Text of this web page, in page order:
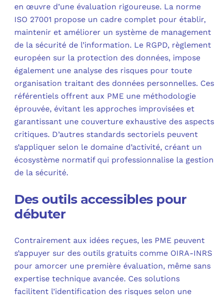
en œuvre d’une évaluation rigoureuse. La norme
ISO 27001 propose un cadre complet pour établir,
maintenir et améliorer un système de management
de la sécurité de l’information. Le RGPD, règlement
européen sur la protection des données, impose
également une analyse des risques pour toute
organisation traitant des données personnelles. Ces
référentiels offrent aux PME une méthodologie
éprouvée, évitant les approches improvisées et
garantissant une couverture exhaustive des aspects
critiques. D’autres standards sectoriels peuvent
s’appliquer selon le domaine d’activité, créant un
écosystème normatif qui professionnalise la gestion
de la sécurité.
Des outils accessibles pour
débuter
Contrairement aux idées reçues, les PME peuvent
s’appuyer sur des outils gratuits comme OIRA-INRS
pour amorcer une première évaluation, même sans
expertise technique avancée. Ces solutions
facilitent l’identification des risques selon une